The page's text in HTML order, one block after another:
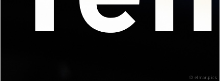
© elmar.pics